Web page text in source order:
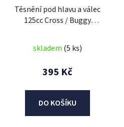
Těsnění pod hlavu a válec
125cc Cross / Buggy
skladem (5 ks)
395 Kč
DO KOŠÍKU